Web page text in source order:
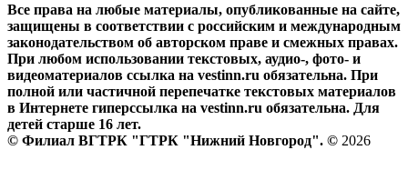
Все права на любые материалы, опубликованные на сайте,
защищены в соответствии с российским и международным
законодательством об авторском праве и смежных правах.
При любом использовании текстовых, аудио-, фото- и
видеоматериалов ссылка на vestinn.ru обязательна. При
полной или частичной перепечатке текстовых материалов
в Интернете гиперссылка на vestinn.ru обязательна. Для
детей старше 16 лет.
© Филиал ВГТРК "ГТРК "Нижний Новгород". © 2026